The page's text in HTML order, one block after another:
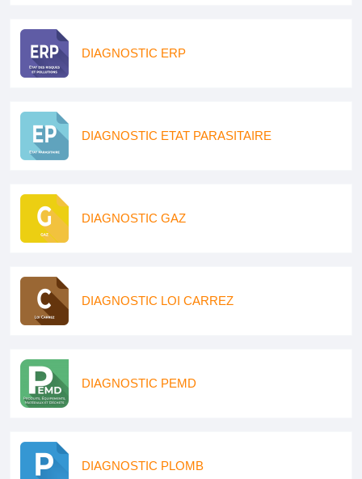
DIAGNOSTIC ERP
DIAGNOSTIC ETAT PARASITAIRE
DIAGNOSTIC GAZ
DIAGNOSTIC LOI CARREZ
DIAGNOSTIC PEMD
DIAGNOSTIC PLOMB